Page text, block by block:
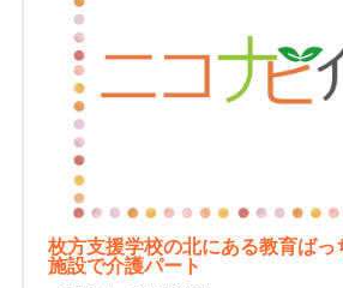
枚方支援学校の北にある教育ばっ
施設で介護パート